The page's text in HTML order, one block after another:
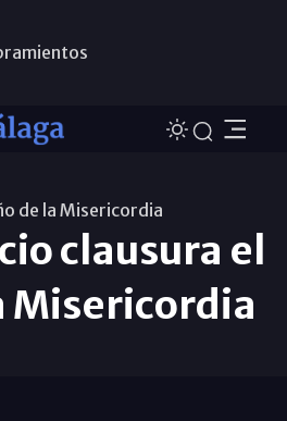
de la Misericordia
clausura el
Misericordia